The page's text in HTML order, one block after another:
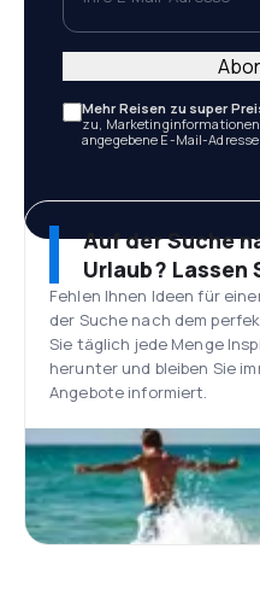
Mehr Reisen zu super
zu, Marketinginformationen
angegebene E-Mail-
Auf der Suche
Urlaub? Lassen
Fehlen Ihnen Ideen für
der Suche nach dem
Sie täglich jede Menge
herunter und bleiben Sie
Angebote informiert.